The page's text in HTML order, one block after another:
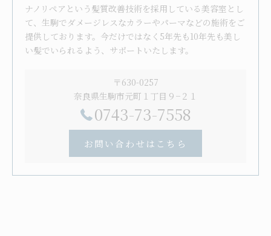
ナノリペアという髪質改善技術を採用している美容室とし
て、生駒でダメージレスなカラーやパーマなどの施術をご
提供しております。今だけではなく5年先も10年先も美し
い髪でいられるよう、サポートいたします。
〒630-0257
奈良県生駒市元町１丁目９−２１
0743-73-7558
お問い合わせはこちら